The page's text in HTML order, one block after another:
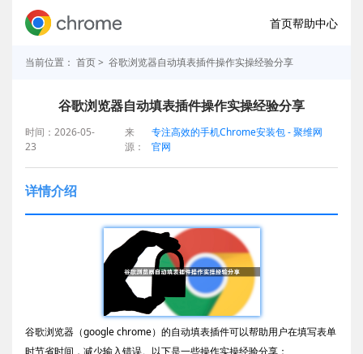
首页帮助中心
当前位置： 首页> 谷歌浏览器自动填表插件操作实操经验分享
谷歌浏览器自动填表插件操作实操经验分享
时间：2026-05-
23
来
源：
专注高效的手机Chrome安装包 - 聚维网
官网
详情介绍
谷歌浏览器（google chrome）的自动填表插件可以帮助用户在填写表单
时节省时间，减少输入错误。以下是一些操作实操经验分享：